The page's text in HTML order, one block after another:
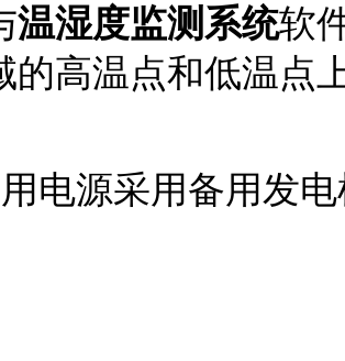
温湿度监测系统软
的高温点和低温点
用电源采用备用发